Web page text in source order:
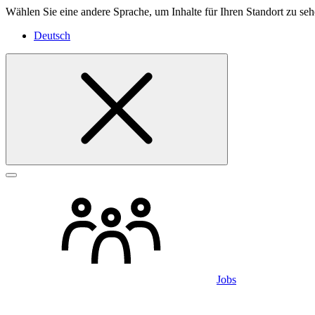
Wählen Sie eine andere Sprache, um Inhalte für Ihren Standort zu
Deutsch
Jobs